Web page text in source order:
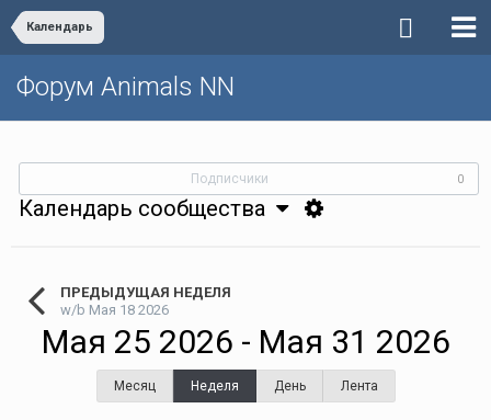
Календарь
Форум Animals NN
Подписчики 0
Календарь сообщества
ПРЕДЫДУЩАЯ НЕДЕЛЯ
w/b Мая 18 2026
Мая 25 2026 - Мая 31 2026
Месяц Неделя День Лента